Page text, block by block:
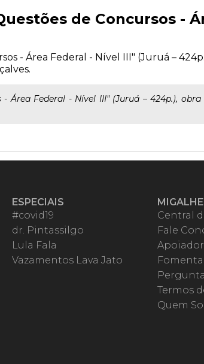
de Concursos -
- Área Federal - Nível III" (Juruá –
Área Federal - Nível III" (Juruá – 424p.),
ESPECIAIS
#covid19
dr. Pintassilgo
Lula Fala
Vazamentos Lava Jato
Central
Fale
Termos
Quem